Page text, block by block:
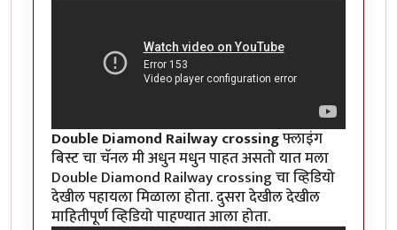
Double Diamond Railway crossingफ्लाइंग
बिस्ट चा चॅनल मी अधुन मधुन पाहत असतो यात मला
Double Diamond Railway crossing चा व्हिडियो
देखील पहायला मिळाला होता. दुसरा देखील देखील
माहितीपूर्ण व्हिडियो पाहण्यात आला होता.